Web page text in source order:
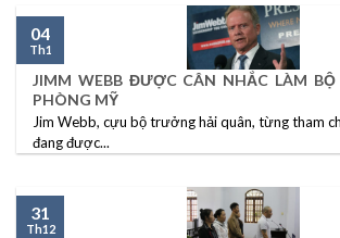
JIMM WEBB ĐƯỢC CÂN NHẮC LÀM
PHÒNG MỸ
Jim Webb, cựu bộ trưởng hải quân, từng tham
đang được...
04
Th1
31
Th12